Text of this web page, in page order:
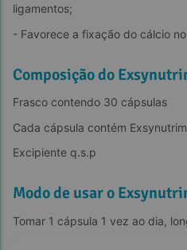
ligamentos;
- Favorece a fixação do cálcio
Composição do
Frasco contendo 30 cápsulas
Cada cápsula contém
Excipiente q.s.p
Modo de usar o
Tomar 1 cápsula 1 vez ao dia,